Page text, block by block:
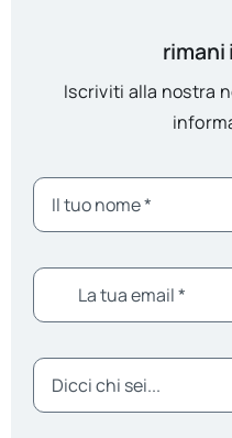
Iscriviti alla nostra